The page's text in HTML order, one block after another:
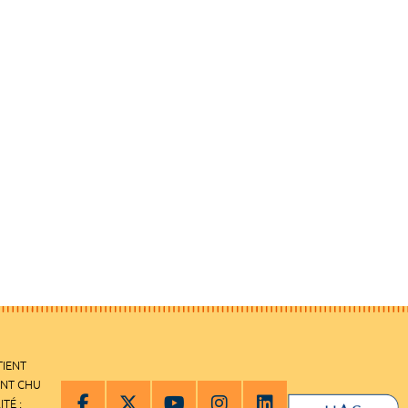
CHU
: